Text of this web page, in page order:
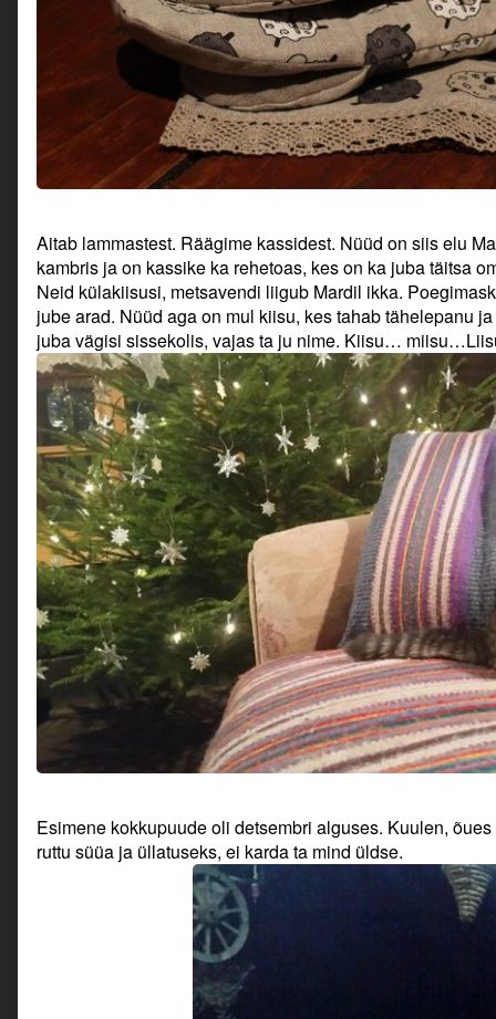
Aitab lammastest. Räägime kassidest. Nüüd on siis elu
kambris ja on kassike ka rehetoas, kes on ka juba täitsa
Neid külakiisusi, metsavendi liigub Mardil ikka.
jube arad. Nüüd aga on mul kiisu, kes tahab tähelepanu
juba vägisi sissekolis, vajas ta ju nime. Kiisu…
Esimene kokkupuude oli detsembri alguses. Kuulen,
ruttu süüa ja üllatuseks, ei karda ta mind üldse.